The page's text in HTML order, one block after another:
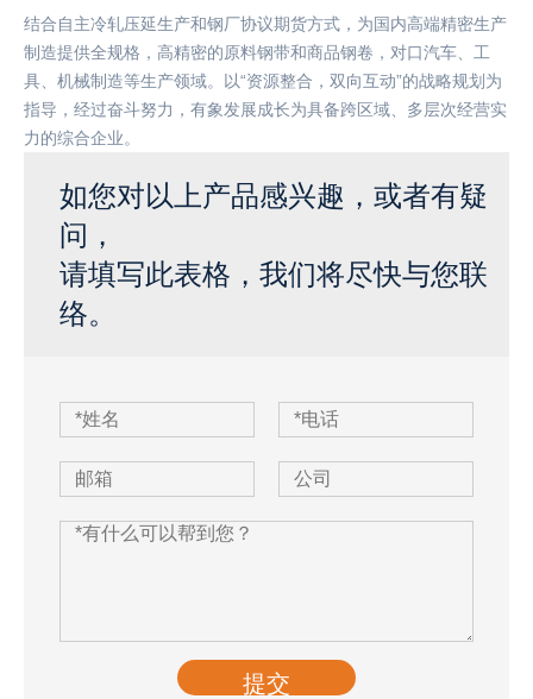
结合自主冷轧压延生产和钢厂协议期货方式，为国内高端精密生产
制造提供全规格，高精密的原料钢带和商品钢卷，对口汽车、工
具、机械制造等生产领域。以“资源整合，双向互动”的战略规划为
指导，经过奋斗努力，有象发展成长为具备跨区域、多层次经营实
力的综合企业。
如您对以上产品感兴趣，或者有疑
问，
请填写此表格，我们将尽快与您联
络。
提交